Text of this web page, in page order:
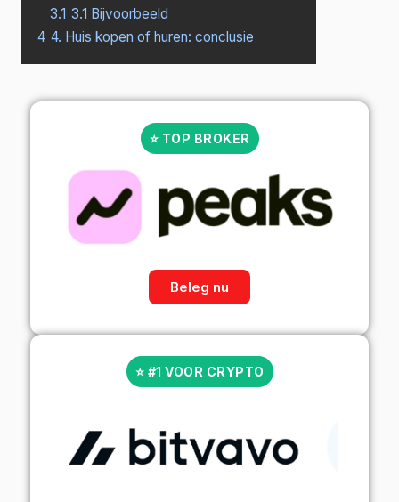
3.1 3.1 Bijvoorbeeld
4 4. Huis kopen of huren: conclusie
⭐ TOP BROKER
Beleg nu
⭐ #1 VOOR CRYPTO